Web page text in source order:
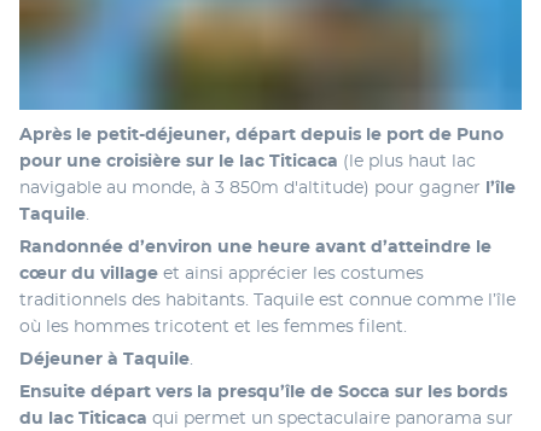
Après le petit-déjeuner, départ depuis le port de Puno
pour une croisière sur le lac Titicaca (le plus haut lac
navigable au monde, à 3 850m d'altitude) pour gagner l’île
Taquile.
Randonnée d’environ une heure avant d’atteindre le
cœur du village et ainsi apprécier les costumes
traditionnels des habitants. Taquile est connue comme l’île
où les hommes tricotent et les femmes filent.
Déjeuner à Taquile.
Ensuite départ vers la presqu’île de Socca sur les bords
du lac Titicaca qui permet un spectaculaire panorama sur